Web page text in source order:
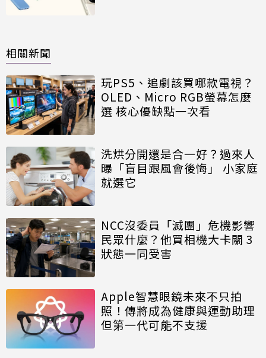
相關新聞
玩PS5、追劇該買哪款電視？
OLED、Micro RGB螢幕怎麼
選 核心優缺點一次看
洗烘分開還是合一好？過來人
曝「盲目跟風會後悔」 小家庭
就選它
NCC沒委員「滅團」危機影響
民眾什麼？他買相機大卡關 3
狀態一同受害
Apple智慧眼鏡未來不只拍
照！傳將成為健康與運動助理
但第一代可能不支援